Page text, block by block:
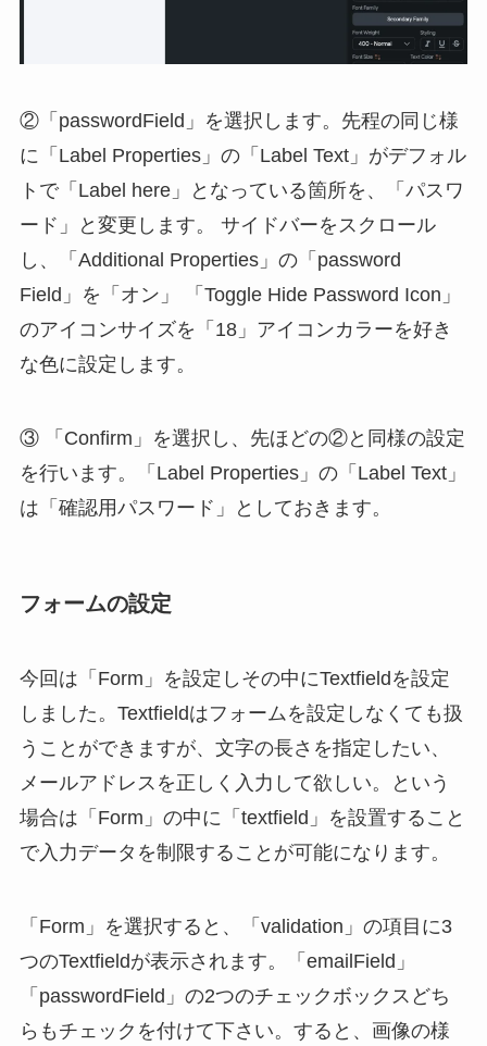
②「passwordField」を選択します。先程の同じ様
に「Label Properties」の「Label Text」がデフォル
トで「Label here」となっている箇所を、「パスワ
ード」と変更します。 サイドバーをスクロール
し、「Additional Properties」の「password
Field」を「オン」 「Toggle Hide Password Icon」
のアイコンサイズを「18」アイコンカラーを好き
な色に設定します。
③ 「Confirm」を選択し、先ほどの②と同様の設定
を行います。「Label Properties」の「Label Text」
は「確認用パスワード」としておきます。
フォームの設定
今回は「Form」を設定しその中にTextfieldを設定
しました。Textfieldはフォームを設定しなくても扱
うことができますが、文字の長さを指定したい、
メールアドレスを正しく入力して欲しい。という
場合は「Form」の中に「textfield」を設置すること
で入力データを制限することが可能になります。
「Form」を選択すると、「validation」の項目に3
つのTextfieldが表示されます。「emailField」
「passwordField」の2つのチェックボックスどち
らもチェックを付けて下さい。すると、画像の様